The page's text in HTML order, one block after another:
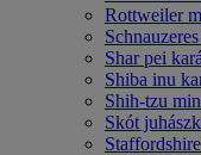
Rottweiler
Shar pei
Shiba inu
Shih-tzu
Skót